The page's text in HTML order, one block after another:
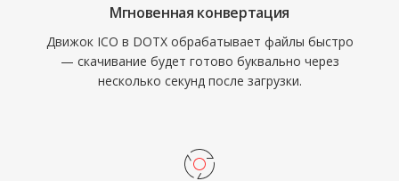
Мгновенная конвертация
Движок ICO в DOTX обрабатывает файлы быстро
— скачивание будет готово буквально через
несколько секунд после загрузки.